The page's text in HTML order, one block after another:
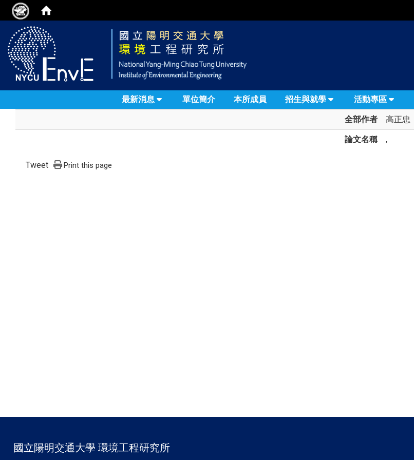
最新消息 單位簡介 本所成員 招生與就學 活動專區
全部作者 高正忠
論文名稱 ,
Tweet Print this page
國立陽明交通大學 環境工程研究所